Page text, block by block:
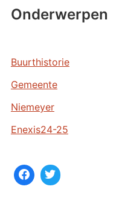
c
e
e
n
Onderwerpen
Buurthistorie
Gemeente
Niemeyer
Enexis24-25